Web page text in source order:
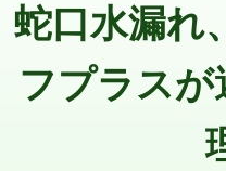
モルタル補修（厚さ10㎝まで
モルタル補修（厚さ10㎝超え
追加人工
止水・漏水調査・防水処理
止水・漏水調査・防水処理
止水・漏水調査・防水処理
蛇口水漏れ
フプラス